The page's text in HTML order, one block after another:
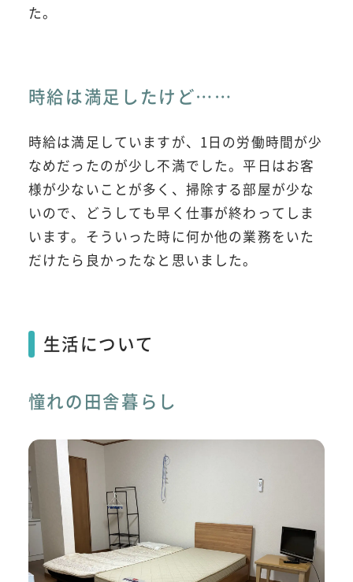
た。
時給は満足したけど……
時給は満足していますが、1日の労働時間が少
なめだったのが少し不満でした。平日はお客
様が少ないことが多く、掃除する部屋が少な
いので、どうしても早く仕事が終わってしま
います。そういった時に何か他の業務をいた
だけたら良かったなと思いました。
生活について
憧れの田舎暮らし